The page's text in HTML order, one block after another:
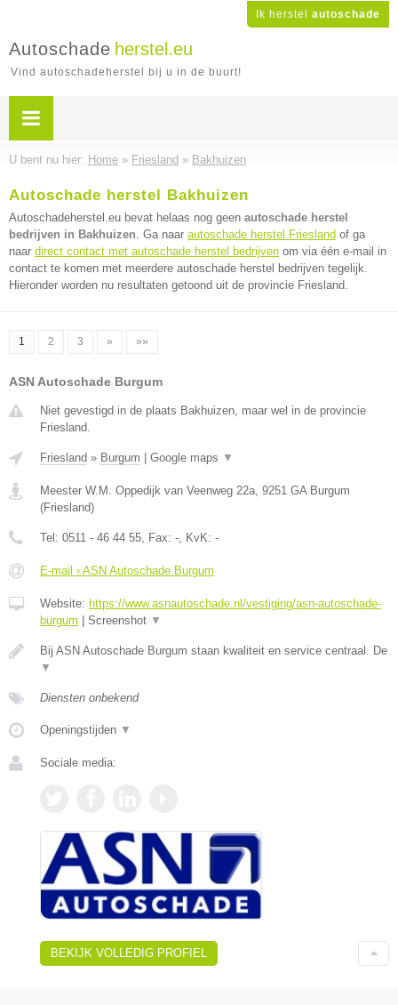
Ik herstel autoschade
Autoschade herstel.eu
Vind autoschadeherstel bij u in de buurt!
U bent nu hier: Home » Friesland » Bakhuizen
Autoschade herstel Bakhuizen
Autoschadeherstel.eu bevat helaas nog geen autoschade herstel
bedrijven in Bakhuizen. Ga naar autoschade herstel Friesland of ga
naar direct contact met autoschade herstel bedrijven om via één e-mail in
contact te komen met meerdere autoschade herstel bedrijven tegelijk.
Hieronder worden nu resultaten getoond uit de provincie Friesland.
1 2 3 » »»
ASN Autoschade Burgum
Niet gevestigd in de plaats Bakhuizen, maar wel in de provincie
Friesland.
Friesland » Burgum Google maps ▼
Meester W.M. Oppedijk van Veenweg 22a, 9251 GA Burgum
(Friesland)
Tel: 0511 - 46 44 55, Fax: -, KvK: -
E-mail › ASN Autoschade Burgum
Website: https://www.asnautoschade.nl/vestiging/asn-autoschade-
burgum
Screenshot ▼
Bij ASN Autoschade Burgum staan kwaliteit en service centraal. De
▼
Diensten onbekend
Openingstijden ▼
Sociale media:
BEKIJK VOLLEDIG PROFIEL